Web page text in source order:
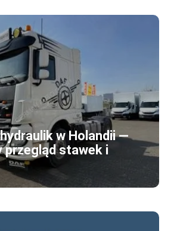
w Holandii —
przegląd stawek i